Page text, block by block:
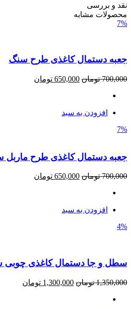
نقد و بررسی
محصولات مشابه
7%
جعبه دستمال کاغذی طرح سنگ
700,000 تومان 650,000 تومان
افزودن به سبد
7%
جعبه دستمال کاغذی طرح ماربل
700,000 تومان 650,000 تومان
افزودن به سبد
4%
سطل و جا دستمال کاغذی چوبی
1,350,000 تومان 1,300,000 تومان